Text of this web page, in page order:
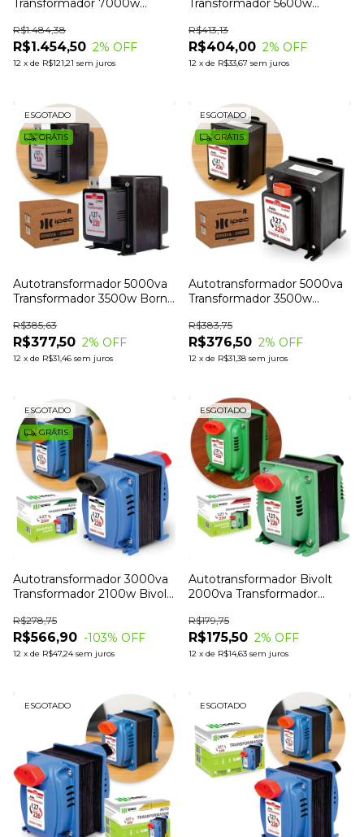
Transformador 7000w
R$1.454,50
R$1.484,38
2% OFF
12 x de R$121,21 sem juros
Transformador 5600w
R$404,00
R$413,13
2% OFF
12 x de R$33,67 sem juros
ESGOTADO
GRÁTIS
Autotransformador 5000va
Transformador 3500w Borne
R$377,50
R$385,63
2% OFF
12 x de R$31,46 sem juros
ESGOTADO
GRÁTIS
Autotransformador 5000va
Transformador 3500w
R$376,50
R$383,75
2% OFF
12 x de R$31,38 sem juros
ESGOTADO
GRÁTIS
Autotransformador 3000va
Transformador 2100w Bivolt
R$566,90
R$278,75
-103% OFF
12 x de R$47,24 sem juros
ESGOTADO
Autotransformador Bivolt
2000va Transformador
R$175,50
R$179,75
2% OFF
12 x de R$14,63 sem juros
ESGOTADO ESGOTADO